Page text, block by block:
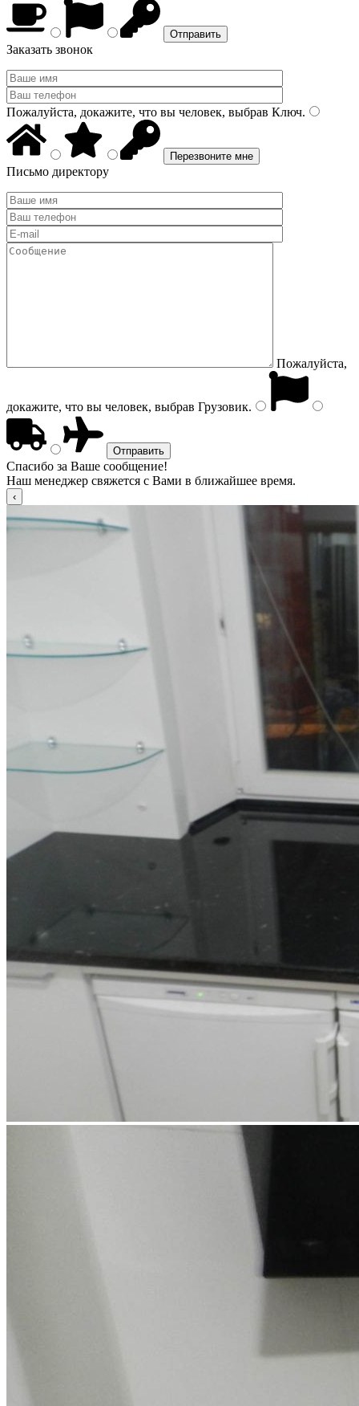
Заказать звонок
Пожалуйста, докажите, что вы человек, выбрав Ключ.
Письмо директору
Пожалуйста,
докажите, что вы человек, выбрав Грузовик.
Спасибо за Ваше сообщение!
Наш менеджер свяжется с Вами в ближайшее время.